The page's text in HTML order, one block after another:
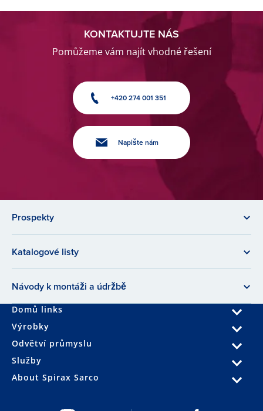
KONTAKTUJTE NÁS
Pomůžeme vám najít vhodné řešení
+420 274 001 351
Napište nám
Prospekty
Katalogové listy
Návody k montáži a údržbě
Domů links
Výrobky
Odvětví průmyslu
Služby
About Spirax Sarco